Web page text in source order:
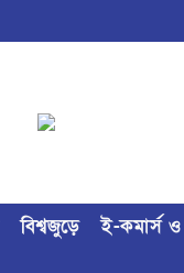
বিশ্বজুড়ে ই-কমার্স